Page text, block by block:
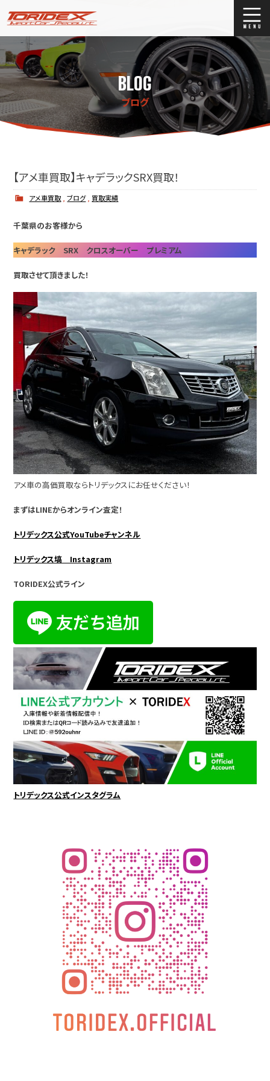
ブログ
Stock list
ストックリスト
買取
BLOG
ブログ
【アメ車買取】キャデラックSRX買取！
アメ車買取 ,ブログ, 買取実績
千葉県のお客様から
キャデラック SRX クロスオーバー プレミアム
買取させて頂きました！
アメ車の高価買取ならトリデックスにお任せください！
まずはLINEからオンライン査定！
トリデックス公式YouTubeチャンネル
トリデックス塙 Instagram
TORIDEX公式ライン
トリデックス公式インスタグラム